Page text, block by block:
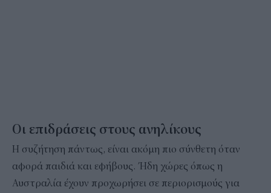
Οι επιδράσεις στους ανηλίκους
Η συζήτηση πάντως, είναι ακόμη πιο σύνθετη όταν
αφορά παιδιά και εφήβους. Ήδη χώρες όπως η
Αυστραλία έχουν προχωρήσει σε περιορισμούς για